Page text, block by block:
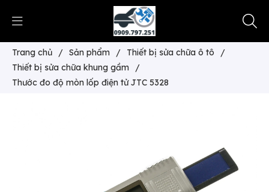
Trang chủ / Sản phẩm / Thiết bị sửa chữa ô tô
/
Thiết bị sửa chữa khung gầm
/
Thước đo độ mòn lốp điện tử JTC 5328